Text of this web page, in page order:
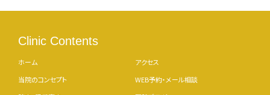
Clinic Contents
ホーム
当院のコンセプト
アクセス
WEB予約・メール相談